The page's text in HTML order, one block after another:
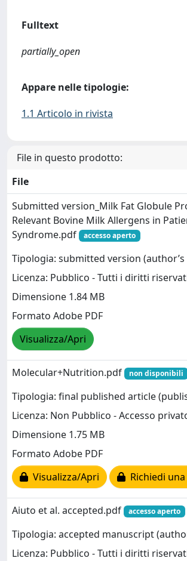
Fulltext
partially_open
Appare nelle tipologie:
1.1 Articolo in rivista
File in questo prodotto:
File
Submitted version_Milk Fat Globule
Relevant Bovine Milk Allergens in
Syndrome.pdf
accesso aperto
Tipologia: submitted version
Licenza: Pubblico - Tutti i diritti
Dimensione 1.84 MB
Formato Adobe PDF
Visualizza/Apri
Molecular+Nutrition.pdf non disponibili
Tipologia: final published article
Licenza: Non Pubblico - Accesso
Dimensione 1.75 MB
Formato Adobe PDF
Visualizza/Apri
Richiedi
Aiuto et al. accepted.pdf accesso aperto
Tipologia: accepted manuscript
Licenza: Pubblico - Tutti i diritti